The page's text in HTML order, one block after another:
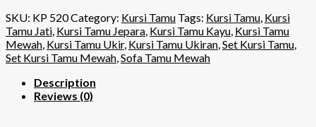
SKU: KP 520Category: Kursi Tamu Tags: Kursi Tamu, Kursi
Tamu Jati, Kursi Tamu Jepara, Kursi Tamu Kayu, Kursi Tamu
Mewah, Kursi Tamu Ukir, Kursi Tamu Ukiran,Set Kursi Tamu,
Set Kursi Tamu Mewah,Sofa Tamu Mewah
Description
Reviews (0)